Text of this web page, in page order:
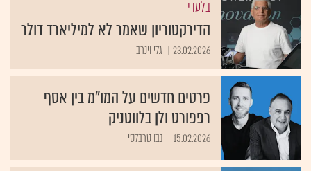
בלעדי
הדירקטוריון שאמר לא למיליארד דולר
23.02.2026 גלי וינרב
פרטים חדשים על המו"מ בין אסף
רפפורט ולן בלווטניק
15.02.2026 נבו טרבלסי